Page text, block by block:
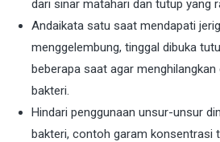
dari sinar matahari dan tutup yang
Andaikata satu saat mendapati
menggelembung, tinggal dibuka
beberapa saat agar
bakteri.
Hindari penggunaan unsur-unsur
bakteri, contoh garam konsentrasi